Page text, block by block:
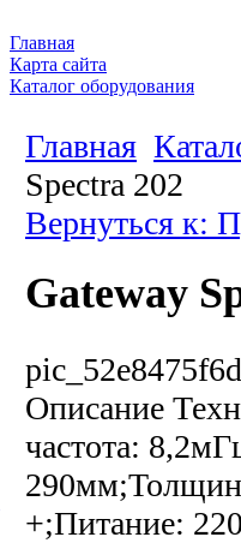
Главная
Карта сайта
Каталог оборудования
Главная
Spectra 202
Вернуться к:
Gateway
Описание
частота:
+;Питание: